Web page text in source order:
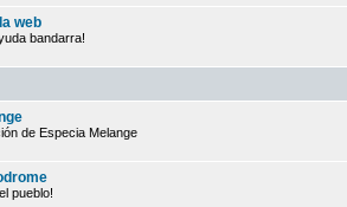
web
bandarra!
de Especia Melange
pueblo!